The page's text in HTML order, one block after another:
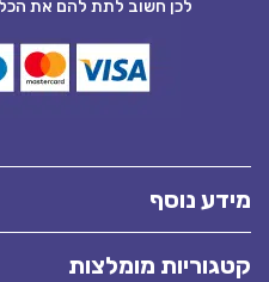
לכן חשוב לתת להם את
מידע נוסף
קטגוריות מומלצות